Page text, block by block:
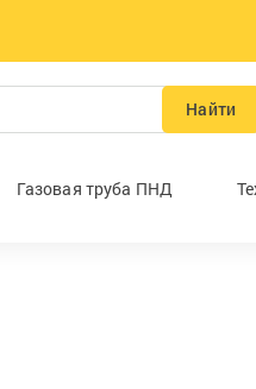
Найти
Газовая труба ПНД